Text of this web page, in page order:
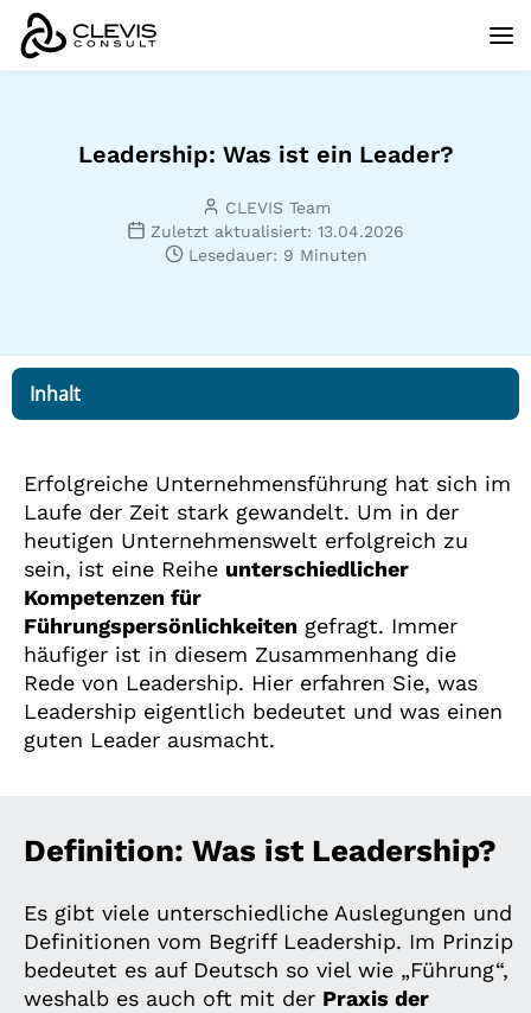
Leadership: Was ist ein Leader?
CLEVIS Team
Zuletzt aktualisiert: 13.04.2026
Lesedauer: 9 Minuten
Inhalt
Erfolgreiche Unternehmensführung hat sich im
Laufe der Zeit stark gewandelt. Um in der
heutigen Unternehmenswelt erfolgreich zu
sein, ist eine Reihe unterschiedlicher
Kompetenzen für
Führungspersönlichkeiten gefragt. Immer
häufiger ist in diesem Zusammenhang die
Rede von Leadership. Hier erfahren Sie, was
Leadership eigentlich bedeutet und was einen
guten Leader ausmacht.
Definition: Was ist Leadership?
Es gibt viele unterschiedliche Auslegungen und
Definitionen vom Begriff Leadership. Im Prinzip
bedeutet es auf Deutsch so viel wie „Führung“,
weshalb es auch oft mit der Praxis der